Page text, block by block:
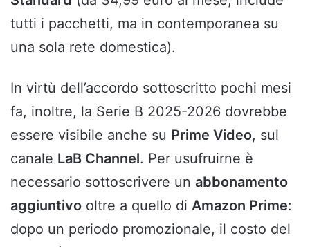
tutti i pacchetti, ma in contemporanea su
una sola rete domestica).
In virtù dell’accordo sottoscritto pochi mesi
fa, inoltre, la Serie B 2025-2026 dovrebbe
essere visibile anche su Prime Video, sul
canale LaB Channel. Per usufruirne è
necessario sottoscrivere un abbonamento
aggiuntivo oltre a quello di Amazon Prime:
dopo un periodo promozionale, il costo del